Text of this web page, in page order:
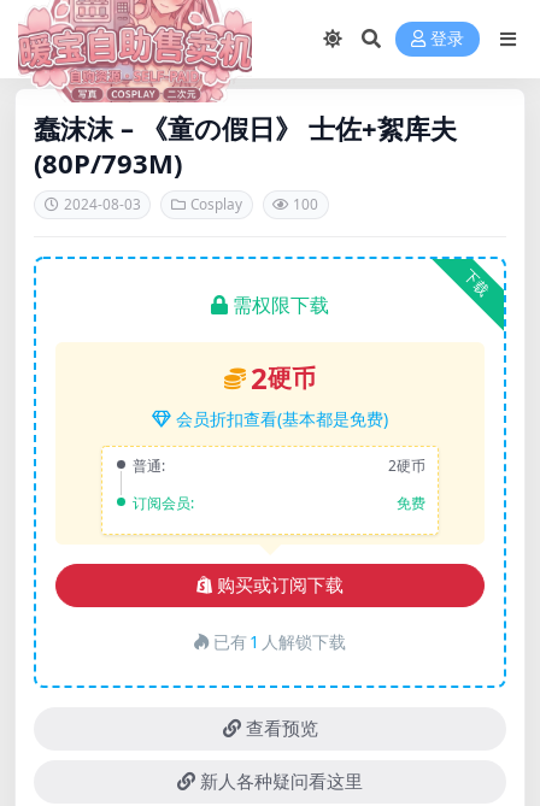
登录
蠢沫沫 – 《童の假日》 士佐+絮库夫
(80P/793M)
2024-08-03 Cosplay 100
下载
需权限下载
2硬币
会员折扣查看(基本都是免费)
普通:
2硬币
订阅会员:
免费
购买或订阅下载
已有1 人解锁下载
查看预览
新人各种疑问看这里